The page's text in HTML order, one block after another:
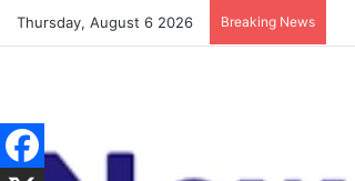
Thursday, August 6 2026 Breaking News